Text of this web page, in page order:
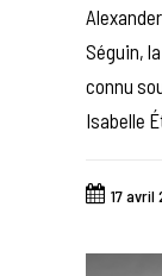
Séguin,
connu
Isabelle
17 avril